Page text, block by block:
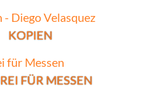
KOPIEN
FÜR MESSEN